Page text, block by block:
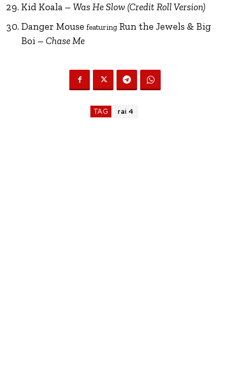
Kid Koala – Was He Slow (Credit Roll Version)
Danger Mouse featuring Run the Jewels & Big
Boi – Chase Me
TAG rai 4